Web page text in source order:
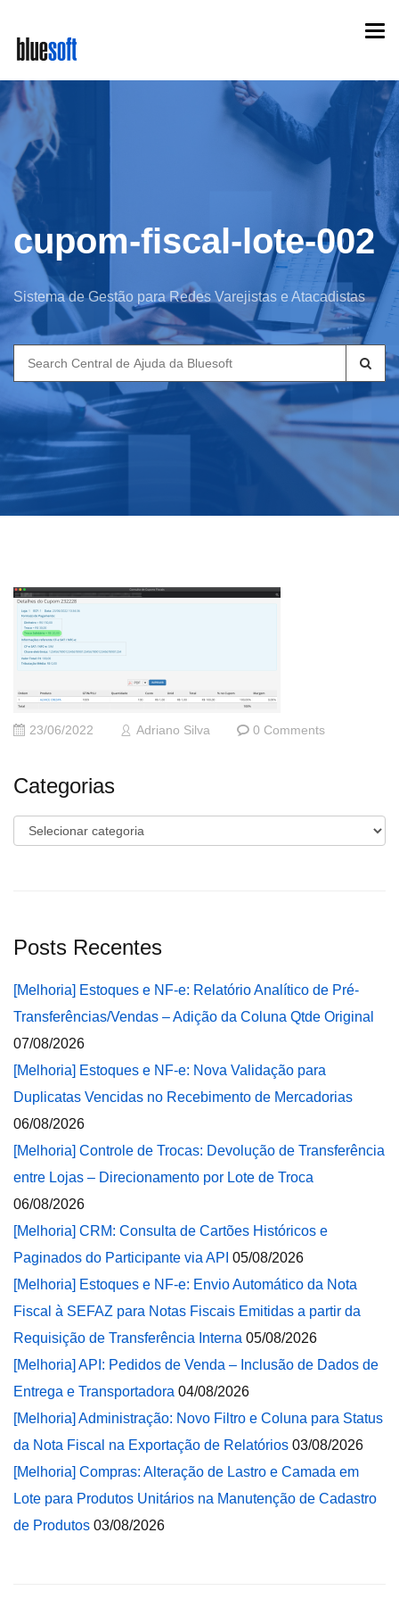
main
content
cupom-fiscal-lote-002
Sistema de Gestão para Redes Varejistas e Atacadistas
Search
for:
23/06/2022 Adriano Silva 0 Comments
Categorias
Categorias
Posts Recentes
[Melhoria] Estoques e NF-e: Relatório Analítico de Pré-
Transferências/Vendas – Adição da Coluna Qtde Original
07/08/2026
[Melhoria] Estoques e NF-e: Nova Validação para
Duplicatas Vencidas no Recebimento de Mercadorias
06/08/2026
[Melhoria] Controle de Trocas: Devolução de Transferência
entre Lojas – Direcionamento por Lote de Troca
06/08/2026
[Melhoria] CRM: Consulta de Cartões Históricos e
Paginados do Participante via API 05/08/2026
[Melhoria] Estoques e NF-e: Envio Automático da Nota
Fiscal à SEFAZ para Notas Fiscais Emitidas a partir da
Requisição de Transferência Interna 05/08/2026
[Melhoria] API: Pedidos de Venda – Inclusão de Dados de
Entrega e Transportadora 04/08/2026
[Melhoria] Administração: Novo Filtro e Coluna para Status
da Nota Fiscal na Exportação de Relatórios 03/08/2026
[Melhoria] Compras: Alteração de Lastro e Camada em
Lote para Produtos Unitários na Manutenção de Cadastro
de Produtos 03/08/2026